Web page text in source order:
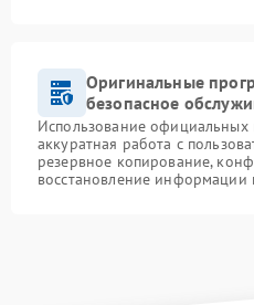
Оригинальные
безопасное
Использование
аккуратная работа с
резервное копирование,
восстановление информации